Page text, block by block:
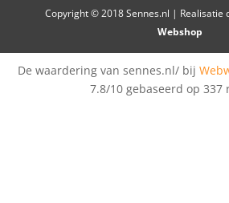
Copyright © 2018 Sennes.nl | Realisatie
Webshop
De waardering van sennes.nl/ bij
7.8/10 gebaseerd op 337